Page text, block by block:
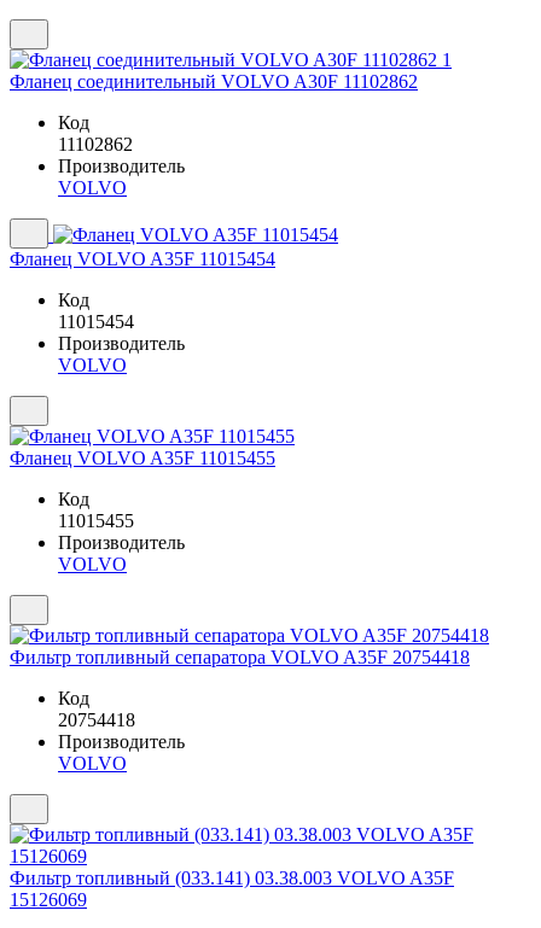
Фланец соединительный VOLVO A30F 11102862
Код
11102862
Производитель
VOLVO
Фланец VOLVO A35F 11015454
Код
11015454
Производитель
VOLVO
Фланец VOLVO A35F 11015455
Код
11015455
Производитель
VOLVO
Фильтр топливный сепаратора VOLVO A35F 20754418
Код
20754418
Производитель
VOLVO
Фильтр топливный (033.141) 03.38.003 VOLVO A35F
15126069